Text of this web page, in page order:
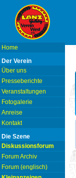
Home
Der Verein
Über uns
Presseberichte
Veranstaltungen
Fotogalerie
Anreise
Kontakt
Die Szene
Diskussionsforum
Forum Archiv
Forum (englisch)